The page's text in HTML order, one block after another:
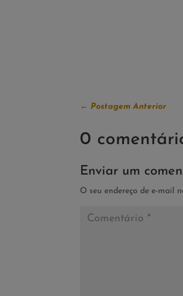
← Postagem Anterior
0
Enviar um
O seu endereço de e-mail